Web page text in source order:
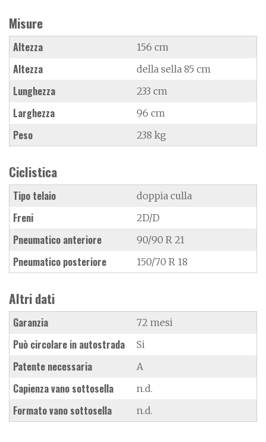
Misure
Altezza 156 cm
Altezza della sella 85 cm
Lunghezza 233 cm
Larghezza 96 cm
Peso 238 kg
Ciclistica
Tipo telaio doppia culla
Freni 2D/D
Pneumatico anteriore 90/90 R 21
Pneumatico posteriore 150/70 R 18
Altri dati
Garanzia 72 mesi
Può circolare in autostrada Si
Patente necessaria A
Capienza vano sottosella n.d.
Formato vano sottosella n.d.